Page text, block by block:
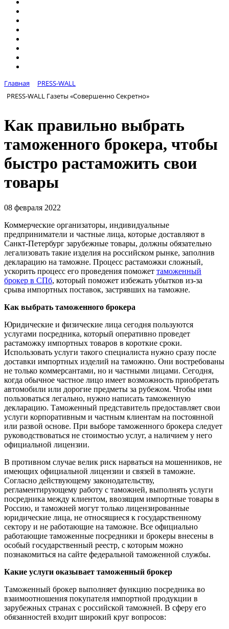
Главная
PRESS-WALL
PRESS-WALL Газеты «Совершенно Секретно»
Как правильно выбрать
таможенного брокера, чтобы
быстро растаможить свои
товары
08 февраля 2022
Коммерческие организаторы, индивидуальные
предприниматели и частные лица, которые доставляют в
Санкт-Петербург зарубежные товары, должны обязательно
легализовать такие изделия на российском рынке, заполнив
декларацию на таможне. Процесс растаможки сложный,
ускорить процесс его проведения поможет таможенный
брокер в СПб, который поможет избежать убытков из-за
срыва импортных поставок, застрявших на таможне.
Как выбрать таможенного брокера
Юридические и физические лица сегодня пользуются
услугами посредника, который оперативно проведет
растаможку импортных товаров в короткие сроки.
Использовать услуги такого специалиста нужно сразу после
доставки импортных изделий на таможню. Они востребованы
не только коммерсантами, но и частными лицами. Сегодня,
когда обычное частное лицо имеет возможность приобретать
автомобили или дорогие предметы за рубежом. Чтобы ими
пользоваться легально, нужно написать таможенную
декларацию. Таможенный представитель предоставляет свои
услуги корпоративным и частным клиентам на постоянной
или развой основе. При выборе таможенного брокера следует
руководствоваться не стоимостью услуг, а наличием у него
официальной лицензии.
В противном случае велик риск нарваться на мошенников, не
имеющих официальной лицензии и связей в таможне.
Согласно действующему законодательству,
регламентирующему работу с таможней, выполнять услуги
посредника между клиентом, ввозящим импортные товары в
Россию, и таможней могут только лицензированные
юридические лица, не относящиеся к государственному
сектору и не работающие на таможне. Все официально
работающие таможенные посредники и брокеры внесены в
особый государственный реестр, с которым можно
познакомиться на сайте федеральной таможенной службы.
Какие услуги оказывает таможенный брокер
Таможенный брокер выполняет функцию посредника во
взаимоотношения покупателя импортной продукции в
зарубежных странах с российской таможней. В сферу его
обязанностей входит широкий круг вопросов: